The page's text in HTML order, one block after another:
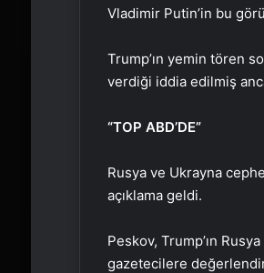
Vladimir Putin’in bu
Trump’ın yemin tören
verdiği iddia edilmiş
“TOP ABD’DE”
Rusya ve Ukrayna
açıklama geldi.
Peskov, Trump’ın
gazetecilere